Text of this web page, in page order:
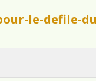
le-defile-